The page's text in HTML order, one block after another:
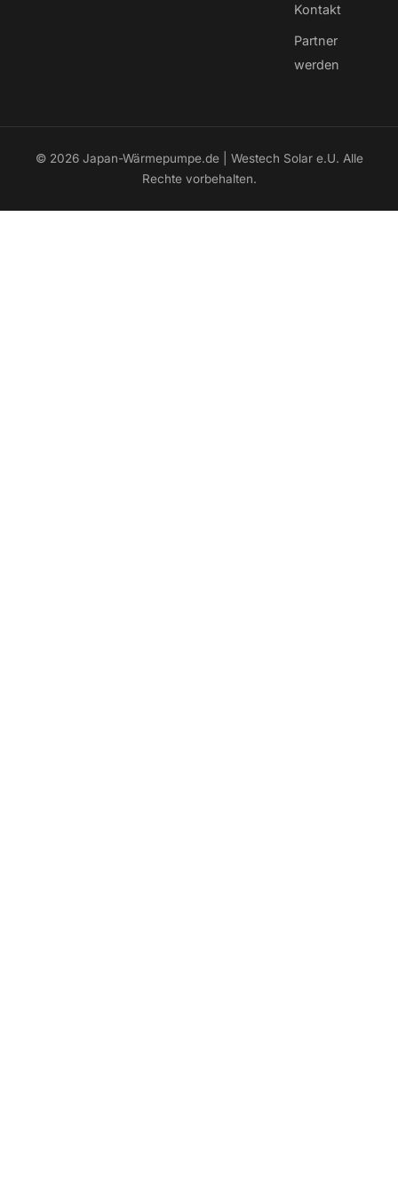
Kontakt
Partner
werden
© 2026 Japan-Wärmepumpe.de | Westech Solar e.U. Alle
Rechte vorbehalten.